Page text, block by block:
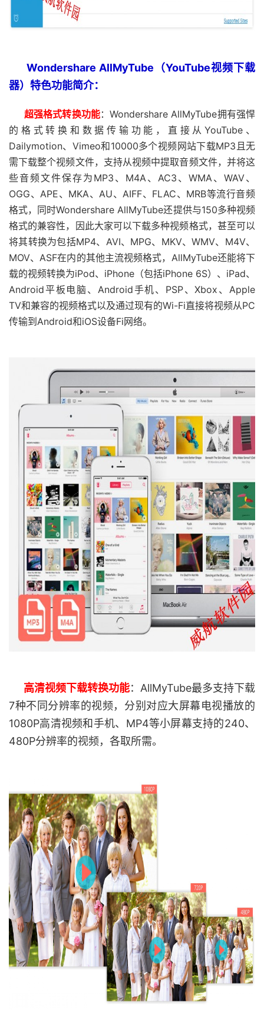
Wondershare AllMyTube（YouTube视频下载
器）特色功能简介：
超强格式转换功能：Wondershare AllMyTube拥有强悍
的格式转换和数据传输功能，直接从YouTube、
Dailymotion、Vimeo和10000多个视频网站下载MP3且无
需下载整个视频文件，支持从视频中提取音频文件，并将这
些音频文件保存为MP3、M4A、AC3、WMA、WAV、
OGG、APE、MKA、AU、AIFF、FLAC、MRB等流行音频
格式，同时Wondershare AllMyTube还提供与150多种视频
格式的兼容性，因此大家可以下载多种视频格式，甚至可以
将其转换为包括MP4、AVI、MPG、MKV、WMV、M4V、
MOV、ASF在内的其他主流视频格式，AllMyTube还能将下
载的视频转换为iPod、iPhone（包括iPhone 6S）、iPad、
Android平板电脑、Android手机、PSP、Xbox、Apple
TV和兼容的视频格式以及通过现有的Wi-Fi直接将视频从PC
传输到Android和iOS设备Fi网络。
高清视频下载转换功能：AllMyTube最多支持下载
7种不同分辨率的视频，分别对应大屏幕电视播放的
1080P高清视频和手机、MP4等小屏幕支持的240、
480P分辨率的视频，各取所需。